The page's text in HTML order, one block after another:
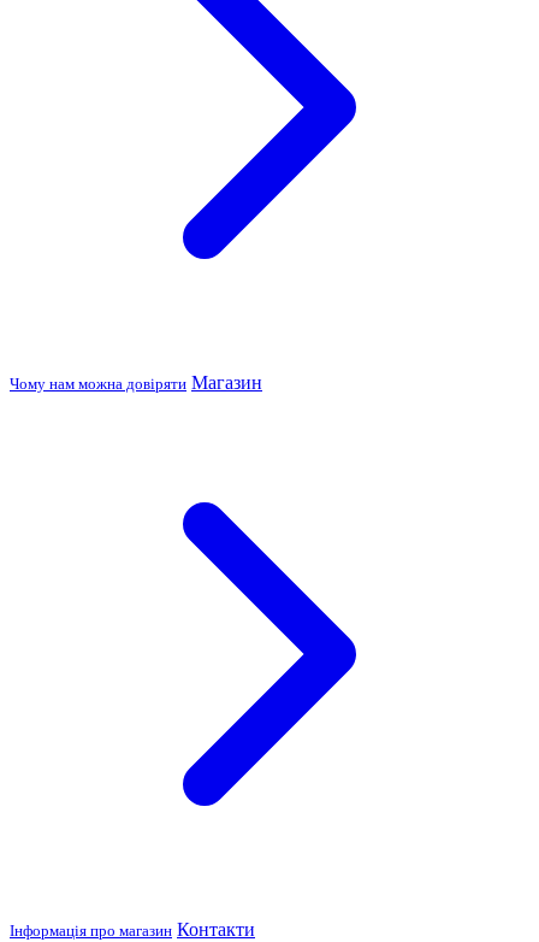
Чому нам можна довіряти Магазин
Інформація про магазин Контакти